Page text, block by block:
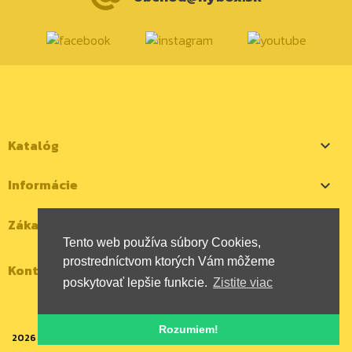
Tento web používa súbory Cookies,
prostredníctvom ktorých Vám môžeme
poskytovať lepšie funkcie. Zistite viac
Rozumiem!
Katalóg 
Informácie 
Zákaznícky účet
Kontaktujte nás
2026 | Všetky autorské práva vyhradené | HYBOX Slovakia, s.r.o.